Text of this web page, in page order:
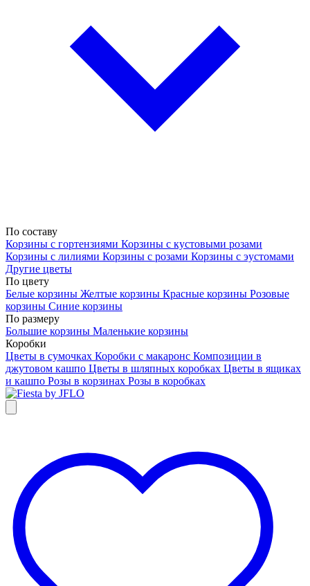
По составу
Корзины с гортензиями Корзины с кустовыми розами
Корзины с лилиями Корзины с розами Корзины с эустомами
Другие цветы
По цвету
Белые корзины Желтые корзины Красные корзины Розовые
корзины Синие корзины
По размеру
Большие корзины Маленькие корзины
Коробки
Цветы в сумочках Коробки с макаронс Композиции в
джутовом кашпо Цветы в шляпных коробках Цветы в ящиках
и кашпо Розы в корзинах Розы в коробках